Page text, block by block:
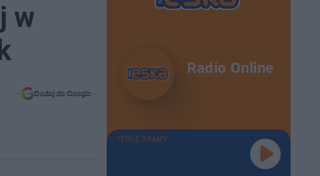
w
Dodaj do Google
Radio Online
TERAZ GRAMY